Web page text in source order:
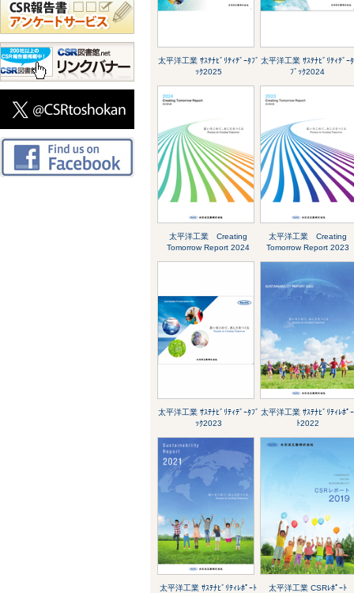
太平洋工業 ｻｽﾃﾅﾋﾞﾘﾃｨﾃﾞｰﾀﾌﾞ
ｯｸ2025
太平洋工業 ｻｽﾃﾅﾋﾞﾘﾃｨﾃﾞｰﾀ
ﾌﾞｯｸ2024
太平洋工業 Creating
Tomorrow Report 2024
太平洋工業 Creating
Tomorrow Report 2023
太平洋工業 ｻｽﾃﾅﾋﾞﾘﾃｨﾃﾞｰﾀﾌﾞ
ｯｸ2023
太平洋工業 ｻｽﾃﾅﾋﾞﾘﾃｨﾚﾎﾟｰ
ﾄ2022
太平洋工業 ｻｽﾃﾅﾋﾞﾘﾃｨﾚﾎﾟｰﾄ
太平洋工業 CSRﾚﾎﾟｰﾄ